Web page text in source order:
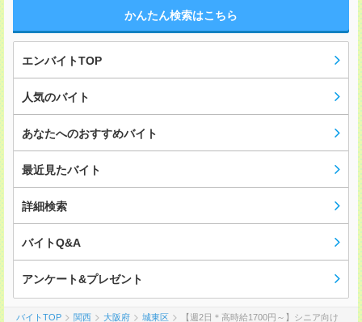
かんたん検索はこちら
エンバイトTOP
人気のバイト
あなたへのおすすめバイト
最近見たバイト
詳細検索
バイトQ&A
アンケート&プレゼント
バイトTOP 関西 大阪府 城東区 【週2日＊高時給1700円～】シニア向け